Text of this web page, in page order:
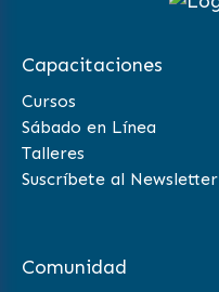
Capacitaciones
Cursos
Sábado en Línea
Talleres
Suscríbete al Newsletter
Comunidad